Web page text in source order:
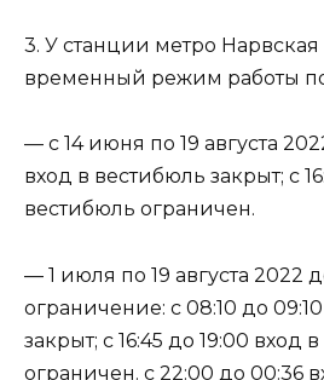
3. У станции метро
временный режим работы
— с 14 июня по 19 августа
вход в вестибюль закрыт; с
вестибюль ограничен.
— 1 июля по 19 августа 2022
ограничение: с 08:10 до
закрыт; с 16:45 до 19:00 вход
ограничен. с 22:00 до 00:36